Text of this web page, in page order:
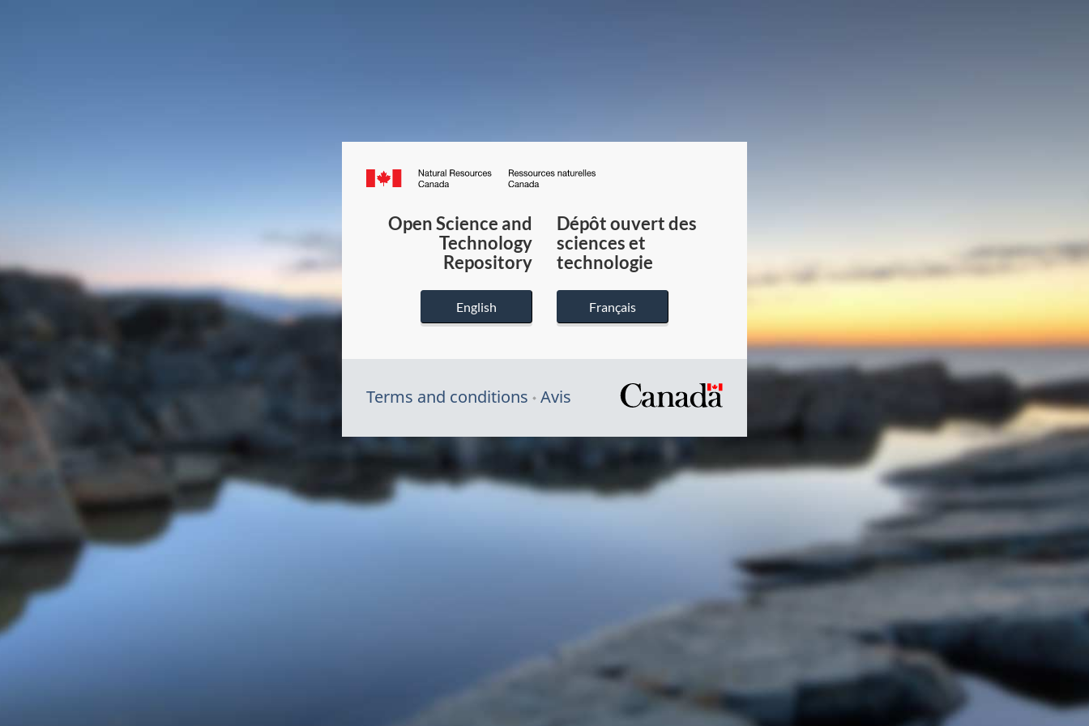
Canada.ca
du
Canada
Open Science and
Technology
Repository
English
Dépôt ouvert des
sciences et
technologie
Français
Terms and conditions Avis
/
Symbole
gouvernement